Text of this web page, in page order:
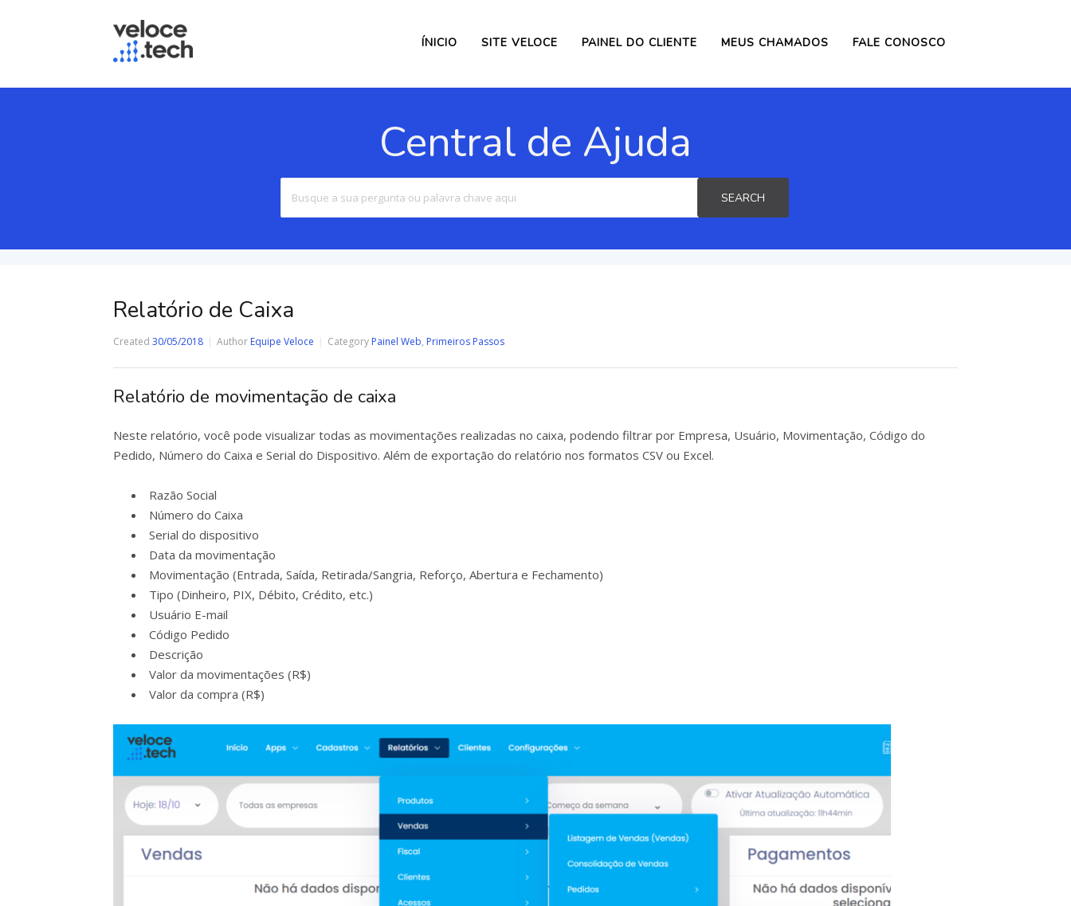
ÍNICIO SITE VELOCE PAINEL DO CLIENTE MEUS CHAMADOS FALE CONOSCO
Central de Ajuda
SEARCH
Relatório de Caixa
Created 30/05/2018 Author Equipe Veloce Category Painel Web, Primeiros Passos
Relatório de movimentação de caixa
Neste relatório, você pode visualizar todas as movimentações realizadas no caixa, podendo filtrar por Empresa, Usuário, Movimentação, Código do
Pedido, Número do Caixa e Serial do Dispositivo. Além de exportação do relatório nos formatos CSV ou Excel.
Razão Social
Número do Caixa
Serial do dispositivo
Data da movimentação
Movimentação (Entrada, Saída, Retirada/Sangria, Reforço, Abertura e Fechamento)
Tipo (Dinheiro, PIX, Débito, Crédito, etc.)
Usuário E-mail
Código Pedido
Descrição
Valor da movimentações (R$)
Valor da compra (R$)